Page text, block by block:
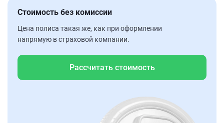
Стоимость без комиссии
Цена полиса такая же, как при оформлении
напрямую в страховой компании.
Рассчитать стоимость